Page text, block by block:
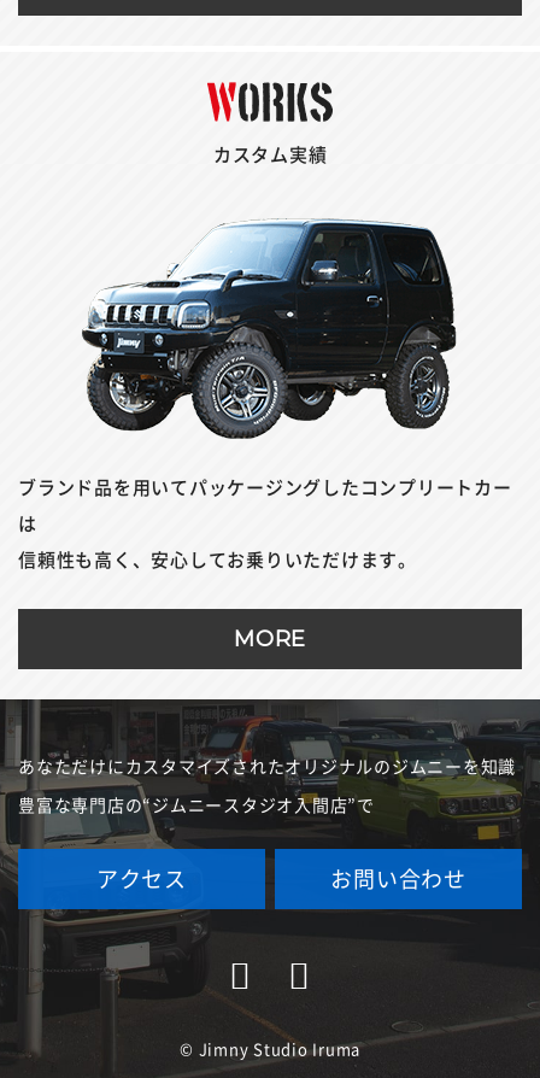
カスタム実績
ブランド品を用いてパッケージングしたコンプリートカー
は
信頼性も高く、安心してお乗りいただけます。
MORE
あなただけにカスタマイズされたオリジナルのジムニーを知識
豊富な専門店の“ジムニースタジオ入間店”で
アクセス お問い合わせ
© Jimny Studio Iruma